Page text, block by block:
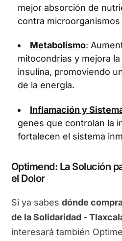
mejor absorción de
contra microorganismos
Metabolismo:
mitocondrias y mejora
insulina, promoviendo
de la energía.
Inflamación y
genes que controlan la
fortalecen el sistema
Optimend: La Solución
el Dolor
Si ya sabes dónde
de la Solidaridad -
interesará también